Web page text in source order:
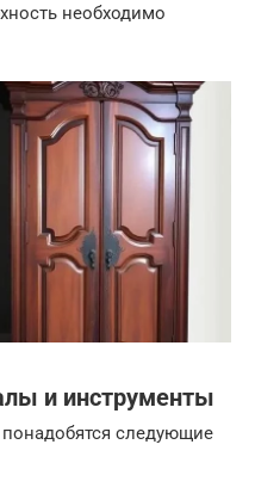
необходимо
и инструменты
следующие